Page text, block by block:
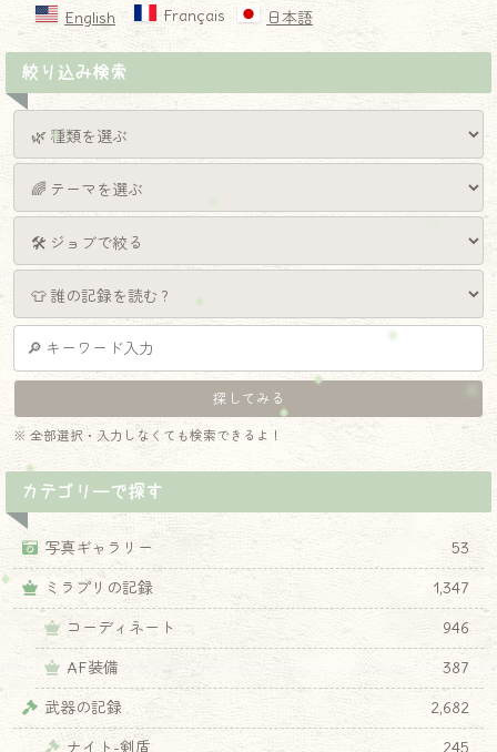
English Français 日本語
絞り込み検索
※ 全部選択・入力しなくても検索できるよ！
カテゴリーで探す
写真ギャラリー
53
ミラプリの記録
1,347
コーディネート
946
AF装備
387
武器の記録
2,682
ナイト-剣盾
245